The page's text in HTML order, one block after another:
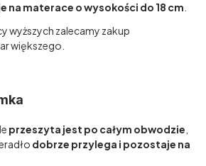
na materace o wysokości do 18 cm
wyższych zalecamy zakup
większego.
przeszyta jest po całym obwodzie
dobrze przylega i pozostaje na